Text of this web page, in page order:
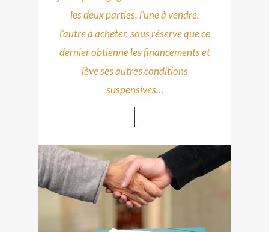
les deux parties, l’une à vendre,
l’autre à acheter, sous réserve que ce
dernier obtienne les financements et
lève ses autres conditions
suspensives…